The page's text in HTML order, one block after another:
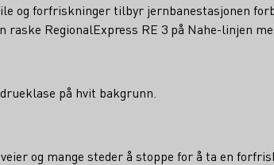
og forfriskninger tilbyr jernbanestasjonen
raske RegionalExpress RE 3 på Nahe-linjen
på hvit bakgrunn.
og mange steder å stoppe for å ta en